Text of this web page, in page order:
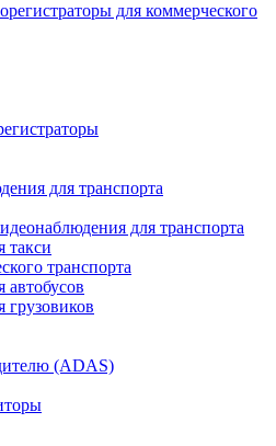
для коммерческого
для транспорта
для транспорта
такси
транспорта
грузовиков
(ADAS)